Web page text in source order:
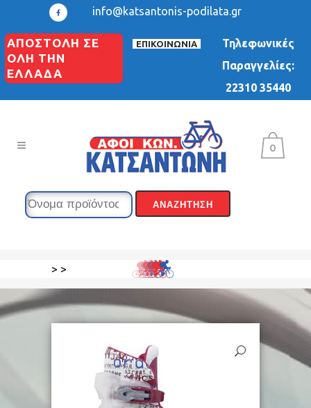
info@katsantonis-podilata.gr
ΑΠΟΣΤΟΛΗ ΣΕ
ΟΛΗ ΤΗΝ
ΕΛΛΑΔΑ
ΕΠΙΚΟΙΝΩΝΙΑ
Τηλεφωνικές
Παραγγελίες:
22310 35440
0
> >